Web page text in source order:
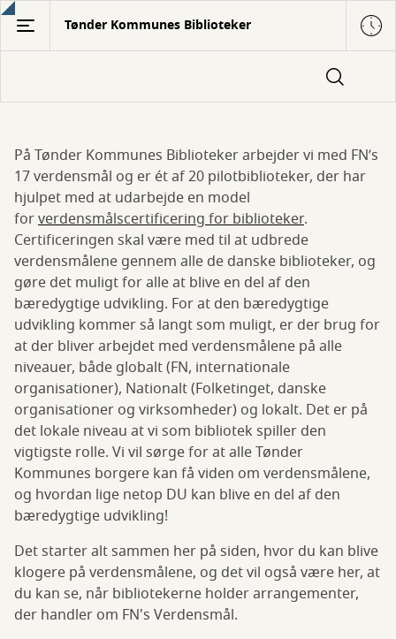
Gå
hovedindhold
Tønder Kommunes Biblioteker
Verdensmål
På Tønder Kommunes Biblioteker arbejder vi med FN’s
17 verdensmål og er ét af 20 pilotbiblioteker, der har
hjulpet med at udarbejde en model
forverdensmålscertificering for biblioteker.
Certificeringen skal være med til at udbrede
verdensmålene gennem alle de danske biblioteker, og
gøre det muligt for alle at blive en del af den
bæredygtige udvikling. For at den bæredygtige
udvikling kommer så langt som muligt, er der brug for
at der bliver arbejdet med verdensmålene på alle
niveauer, både globalt (FN, internationale
organisationer), Nationalt (Folketinget, danske
organisationer og virksomheder) og lokalt. Det er på
det lokale niveau at vi som bibliotek spiller den
vigtigste rolle. Vi vil sørge for at alle Tønder
Kommunes borgere kan få viden om verdensmålene,
og hvordan lige netop DU kan blive en del af den
bæredygtige udvikling!
Det starter alt sammen her på siden, hvor du kan blive
klogere på verdensmålene, og det vil også være her, at
du kan se, når bibliotekerne holder arrangementer,
der handler om FN's Verdensmål.